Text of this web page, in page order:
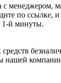
с менеджером,
по ссылке,
1-й минуты.
нашей